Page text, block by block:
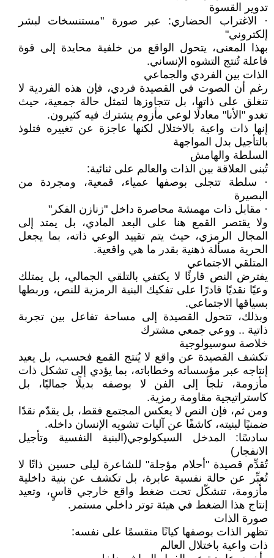
تدوير القسوة
· الاغتراب الحضاري: عبر صورة "مستنسخات لبشر
إلكتروني"
بهذا المعنى، يتحول الواقع من خلفية محايدة إلى قوة
فاعلة تُنتج التشوه الإنساني.
الذات بين الفردي والجماعي
رغم أن الصوت في القصيدة فردي، فإن هذه الفردية لا
تنغلق على ذاتها، بل تتجاوزها لتمثل حالة جمعية، حيث
تغدو "الأنا" معادلًا لوعي مأزوم يشترك فيه كثيرون.
إنها ذات واعية بالاختلال لكنها عاجزة عن تغييره فتلوذ
بالتأجيل بدل المواجهة
السلطة والهامش
تُبنى العلاقة بين الذات والعالم على ثنائية:
· سلطة تتجلى بوصفها عمياء، قمعية، ومجردة من
البصيرة
· مقابل ذات مهمشة محاصرة داخل "زنازن الفكر"
ولا يقتصر القمع هنا على البعد المادي، بل يمتد إلى
المجال الرمزي، حيث يتم تقييد الوعي ذاته، بما يجعل
الحرية مسألة ذهنية بقدر ما هي واقعية.
المتلقي الاجتماعي
يفترض النص قارئًا لا يكتفي بالتلقي الجمالي، بل يمتلك
وعيًا نقديًا قادرًا على تفكيك البنية الرمزية للنص، وربطها
بسياقها الاجتماعي.
وبذلك، تتحول القصيدة إلى مساحة تفاعل بين تجربة
ذاتية .. ووعي جمعي مشترك
خلاصة سوسيولوجية
تكشف القصيدة عن واقع لا يُنتج القمع فحسب، بل يعيد
إنتاجه عبر مؤسساته وخطاباته، بما يؤدي إلى تشكل ذات
مأزومة، تلجأ إلى الفن لا بوصفه بديلًا جماليًا، بل
كاستراتيجية مقاومة رمزية.
ومن ثم، فإن النص لا يعكس المجتمع فقط، بل يقدّم نقدًا
ضمنيًا لبنيته، كاشفًا عن آليات تشويه الإنسان داخله.
سادسًا: المدخل السيكولوجي(البنية النفسية وتأجيل
الانفجار)
تُقدِّم قصيدة "أحلام مؤجلة" للشاعرة ليلى حسين ذاتًا لا
تُعبِّر عن حالة نفسية عابرة، بل تكشف عن بنية داخلية
مأزومة، تتشكّل تحت ضغط واقع خارجي قاسٍ، وتعيد
إنتاج هذا الضغط في هيئة توتر داخلي مستمر.
صورة الذات
تظهر الذات بوصفها كيانًا منقسمًا على نفسه:
ذات واعية باختلال العالم